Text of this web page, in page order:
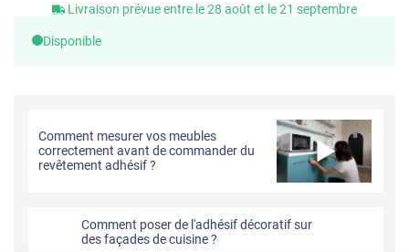
Livraison prévue entre le 28 août et le 21 septembre
Disponible
Comment mesurer vos meubles
correctement avant de commander du
revêtement adhésif ?
Comment poser de l'adhésif décoratif sur
des façades de cuisine ?